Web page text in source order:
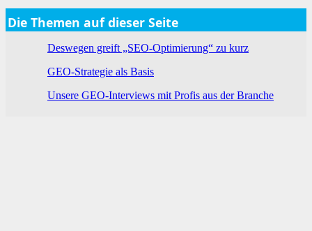
Die Themen auf dieser Seite
Deswegen greift „SEO-Optimierung“ zu kurz
GEO-Strategie als Basis
Unsere GEO-Interviews mit Profis aus der Branche